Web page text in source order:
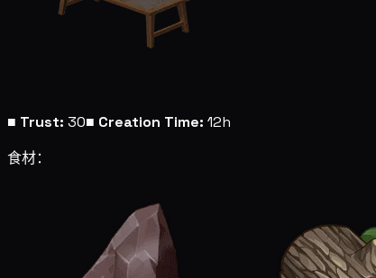
■ Trust: 30■ Creation Time: 12h
食材：